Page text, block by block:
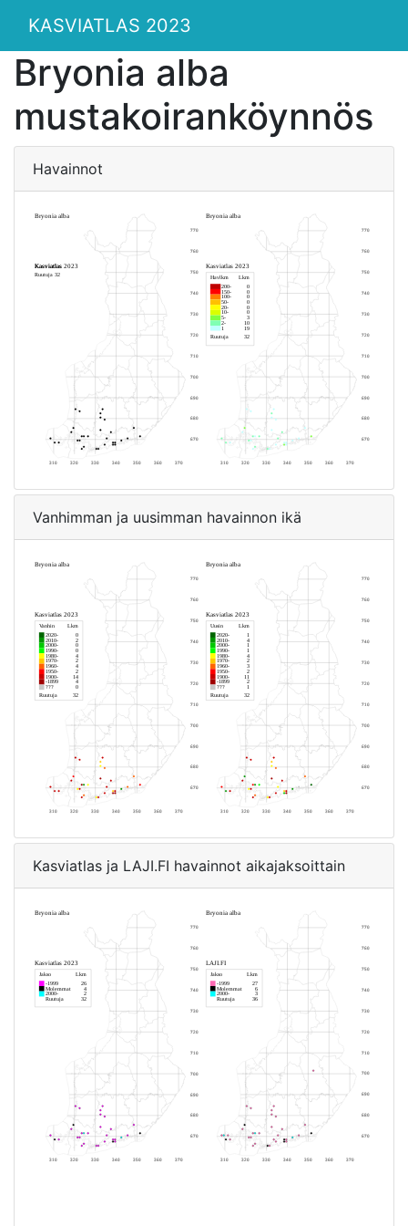
KASVIATLAS 2023
Bryonia alba
mustakoiranköynnös
Havainnot
Vanhimman ja uusimman havainnon ikä
Kasviatlas ja LAJI.FI havainnot aikajaksoittain